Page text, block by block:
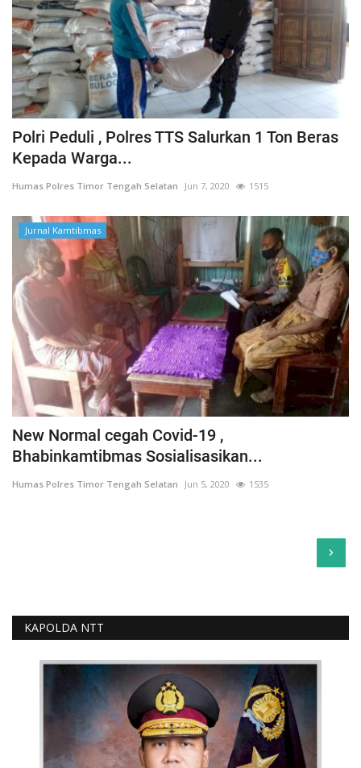
Polri Peduli , Polres TTS Salurkan 1 Ton Beras
Kepada Warga...
Humas Polres Timor Tengah Selatan Jun 7, 2020 1515
Jurnal Kamtibmas
New Normal cegah Covid-19 ,
Bhabinkamtibmas Sosialisasikan...
Humas Polres Timor Tengah Selatan Jun 5, 2020 1535
›
KAPOLDA NTT